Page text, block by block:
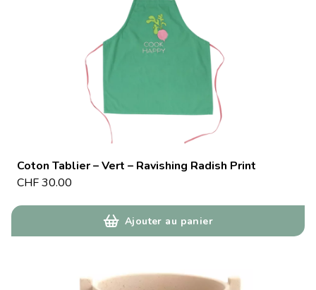
Coton Tablier – Vert – Ravishing Radish Print
CHF30.00
Ajouter au panier